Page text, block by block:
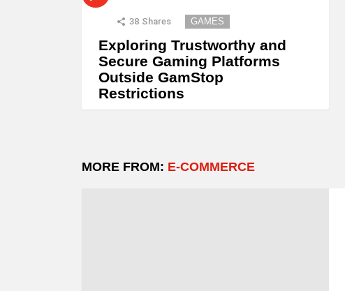
38 Shares GAMES
Exploring Trustworthy and
Secure Gaming Platforms
Outside GamStop
Restrictions
MORE FROM: E-COMMERCE